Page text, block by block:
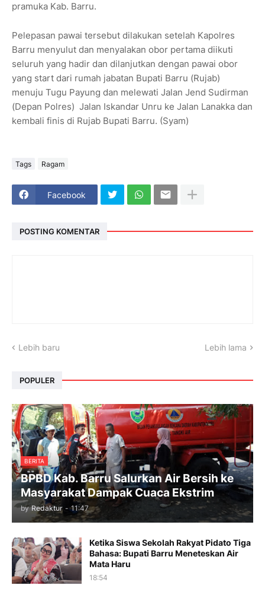
pramuka Kab. Barru.
Pelepasan pawai tersebut dilakukan setelah Kapolres
Barru menyulut dan menyalakan obor pertama diikuti
seluruh yang hadir dan dilanjutkan dengan pawai obor
yang start dari rumah jabatan Bupati Barru (Rujab)
menuju Tugu Payung dan melewati Jalan Jend Sudirman
(Depan Polres) Jalan Iskandar Unru ke Jalan Lanakka dan
kembali finis di Rujab Bupati Barru. (Syam)
Tags Ragam
Facebook
POSTING KOMENTAR
Lebih baru Lebih lama
POPULER
BERITA
BPBD Kab. Barru Salurkan Air Bersih ke
Masyarakat Dampak Cuaca Ekstrim
by Redaktur - 11:47
Ketika Siswa Sekolah Rakyat Pidato Tiga
Bahasa: Bupati Barru Meneteskan Air
Mata Haru
18:54